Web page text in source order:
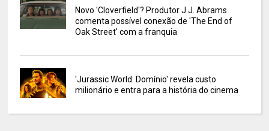
Novo 'Cloverfield'? Produtor J.J. Abrams
comenta possível conexão de 'The End of
Oak Street' com a franquia
'Jurassic World: Domínio' revela custo
milionário e entra para a história do cinema